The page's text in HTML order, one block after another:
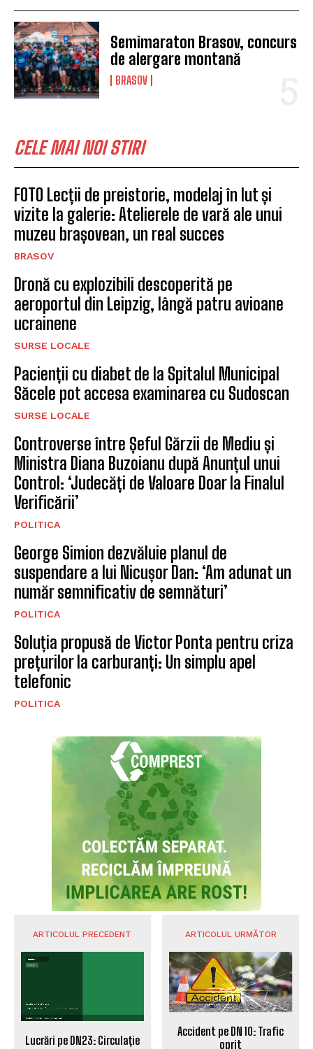
BRAN PLAZA, NOUL PUNCT DE
DE 16.04.2026
EVENIMENTE
programul „Vinerea Verde”
BRASOV
Semimaraton Brasov, concurs
de alergare montană
CELE MAI NOI STIRI
FOTO Lecții de preistorie, modelaj în lut și
vizite la galerie: Atelierele de vară ale unui
muzeu brașovean, un real succes
Dronă cu explozibili descoperită pe
aeroportul din Leipzig, lângă patru avioane
ucrainene
SURSE LOCALE
Pacienții cu diabet de la Spitalul Municipal
Săcele pot accesa examinarea cu Sudoscan
SURSE LOCALE
Controverse între Șeful Gărzii de Mediu și
Ministra Diana Buzoianu după Anunțul unui
Control: ‘Judecăți de Valoare Doar la Finalul
Verificării’
POLITICA
suspendare a lui Nicușor Dan: ‘Am adunat un
număr semnificativ de semnături’
Soluția propusă de Victor Ponta pentru criza
prețurilor la carburanți: Un simplu apel
telefonic